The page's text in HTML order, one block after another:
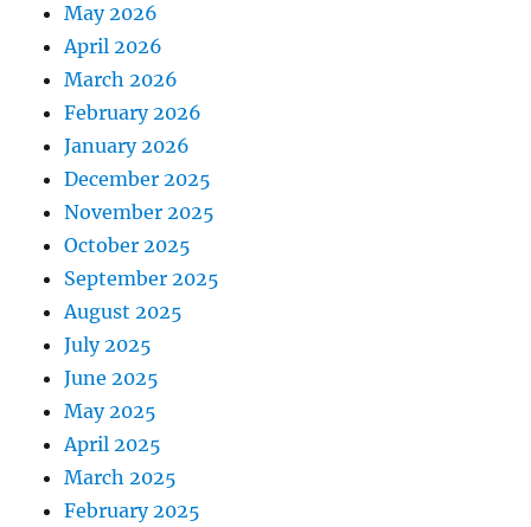
May 2026
April 2026
March 2026
February 2026
January 2026
December 2025
November 2025
October 2025
September 2025
August 2025
July 2025
June 2025
May 2025
April 2025
March 2025
February 2025